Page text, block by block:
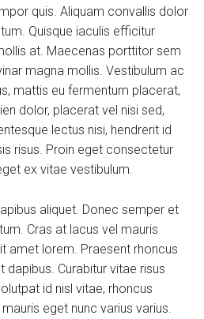
quis. Aliquam convallis dolor
Quisque iaculis efficitur
at. Maecenas porttitor sem
magna mollis. Vestibulum ac
mattis eu fermentum placerat,
dolor, placerat vel nisi sed,
lectus nisi, hendrerit id
risus. Proin eget consectetur
ex vitae vestibulum.
aliquet. Donec semper et
Cras at lacus vel mauris
amet lorem. Praesent rhoncus
dapibus. Curabitur vitae risus
id nisl vitae, rhoncus
eget nunc varius varius.